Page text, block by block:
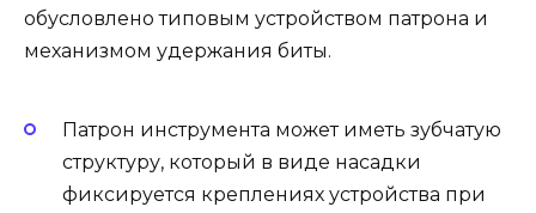
обусловлено типовым устройством патрона и
механизмом удержания биты.
Патрон инструмента может иметь зубчатую
структуру, который в виде насадки
фиксируется креплениях устройства при